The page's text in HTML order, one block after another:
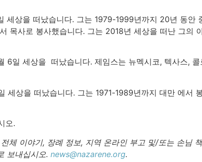
상을 떠났습니다. 그는 1979-1999년까지 20년 동안
목사로 봉사했습니다. 그는 2018년 세상을 떠난 그의
6일 세상을 떠났습니다. 제임스는 뉴멕시코, 텍사스, 콜
상을 떠났습니다. 그는 1971-1989년까지 대만 에서
오.
체 이야기, 장례 정보, 지역 온라인 부고 및/또는 손님
보내십시오. news@nazarene.org.